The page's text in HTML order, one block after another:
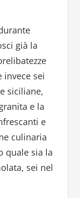
già la
invece sei
siciliane,
e la
e
culinaria
quale sia la
sei nel